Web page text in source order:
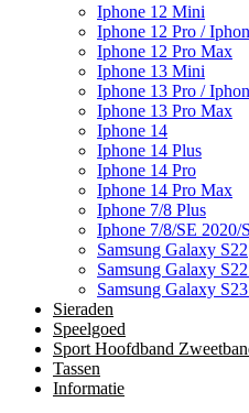
Iphone 12 Mini
Iphone 12 Pro /
Iphone 12 Pro Max
Iphone 13 Mini
Iphone 13 Pro /
Iphone 13 Pro Max
Iphone 14
Iphone 14 Plus
Iphone 14 Pro
Iphone 14 Pro Max
Iphone 7/8 Plus
Iphone 7/8/SE 2020/
Samsung Galaxy S22
Samsung Galaxy
Samsung Galaxy
Sieraden
Speelgoed
Sport Hoofdband
Tassen
Informatie